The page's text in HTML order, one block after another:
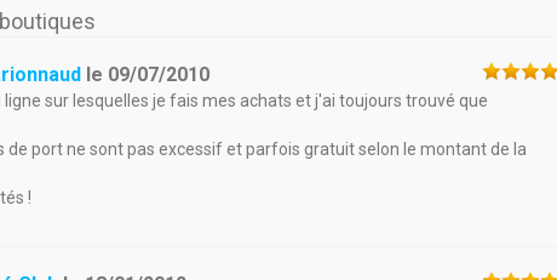
le 09/07/2010
sur lesquelles je fais mes achats et j'ai toujours trouvé que
de port ne sont pas excessif et parfois gratuit selon le montant de la
!